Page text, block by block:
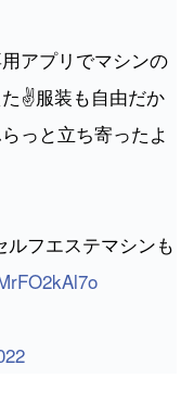
アプリでマシンの
✌️服装も自由だか
っと立ち寄ったよ
フエステマシンも